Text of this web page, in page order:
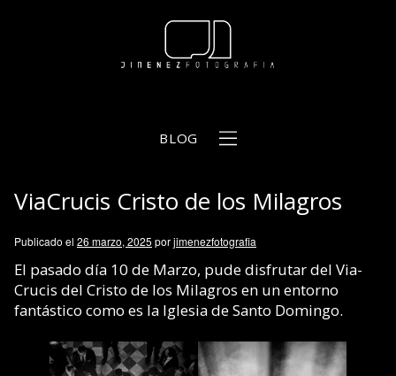
BLOG
ViaCrucis Cristo de los Milagros
Publicado el 26 marzo, 2025 porjimenezfotografia
El pasado día 10 de Marzo, pude disfrutar del Via-
Crucis del Cristo de los Milagros en un entorno
fantástico como es la Iglesia de Santo Domingo.